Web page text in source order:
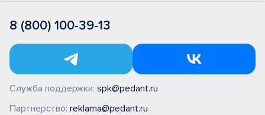
8 (800) 100-39-13
Служба поддержки: spk@pedant.ru
Партнерство: reklama@pedant.ru